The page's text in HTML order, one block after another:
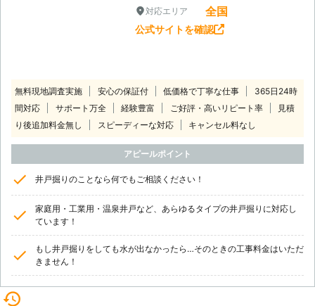
対応エリア 全国
公式サイトを確認
無料現地調査実施 安心の保証付 低価格で丁寧な仕事
365日24時
間対応
サポート万全 経験豊富 ご好評・高いリピート率
見積
り後追加料金無し
スピーディーな対応 キャンセル料なし
アピールポイント
井戸掘りのことなら何でもご相談ください！
家庭用・工業用・温泉井戸など、あらゆるタイプの井戸掘りに対応し
ています！
もし井戸掘りをしても水が出なかったら…そのときの工事料金はいただ
きません！